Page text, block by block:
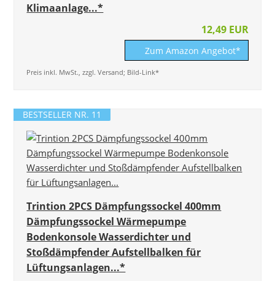
Klimaanlage...*
12,49 EUR
Zum Amazon Angebot*
Preis inkl. MwSt., zzgl. Versand; Bild-Link*
BESTSELLER NR. 11
Trintion 2PCS Dämpfungssockel 400mm
Dämpfungssockel Wärmepumpe
Bodenkonsole Wasserdichter und
Stoßdämpfender Aufstellbalken für
Lüftungsanlagen...*